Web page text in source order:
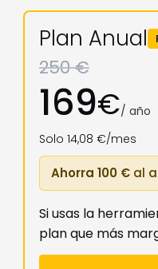
Plan Anual
250 €
169€/ año
Solo 14,08 €/mes
Ahorra 100 € al
Si usas la
plan que más